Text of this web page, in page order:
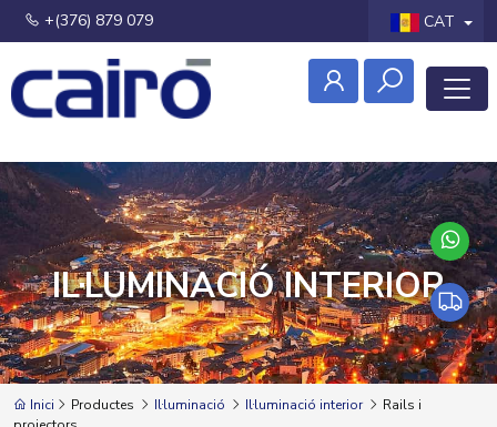
+(376) 879 079 CAT
IL·LUMINACIÓ INTERIOR
Inici Productes Il·luminació Il·luminació interior
Rails i